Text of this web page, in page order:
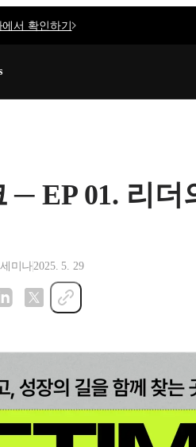
에서 확인하기
─ EP 01. 리더
미나2025. 5. 29